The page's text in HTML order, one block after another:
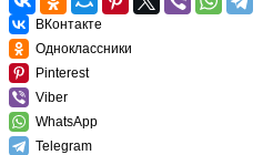
ВКонтакте
Одноклассники
Pinterest
Viber
WhatsApp
Telegram